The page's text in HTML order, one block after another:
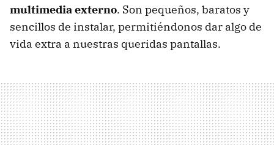
multimedia externo. Son pequeños, baratos y
sencillos de instalar, permitiéndonos dar algo de
vida extra a nuestras queridas pantallas.